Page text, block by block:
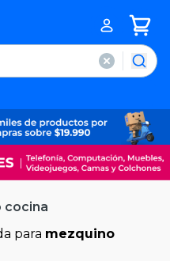
cocina
para mezquino